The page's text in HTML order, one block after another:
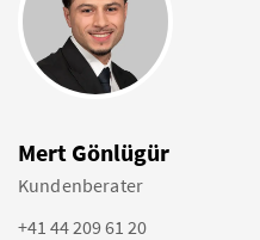
Mert Gönlügür
Kundenberater
+41 44 209 61 20